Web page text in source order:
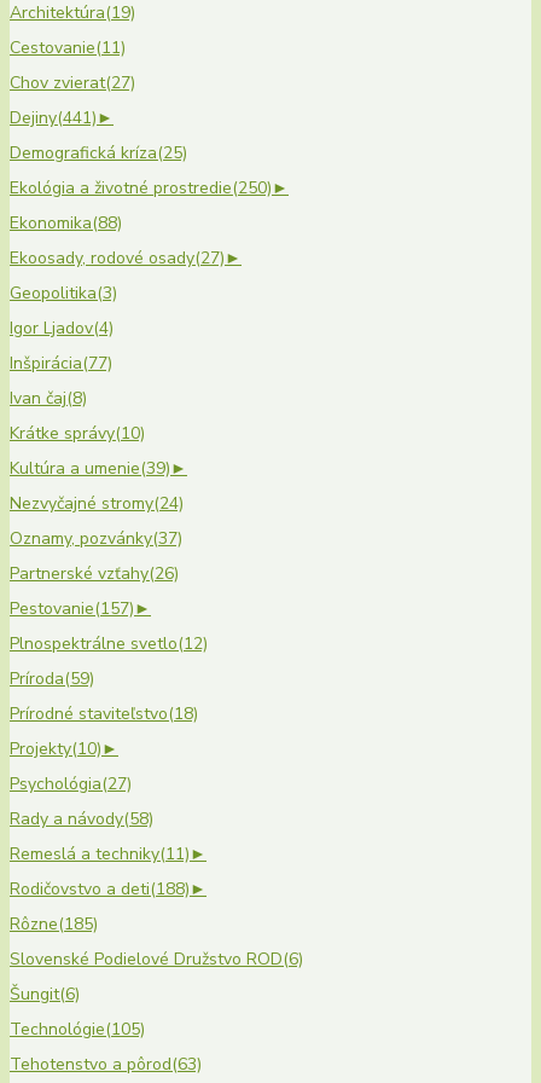
Architektúra(19)
Cestovanie(11)
Chov zvierat(27)
Dejiny(441)►
Demografická kríza(25)
Ekológia a životné prostredie(250)►
Ekonomika(88)
Ekoosady, rodové osady(27)►
Geopolitika(3)
Igor Ljadov(4)
Inšpirácia(77)
Ivan čaj(8)
Krátke správy(10)
Kultúra a umenie(39)►
Nezvyčajné stromy(24)
Oznamy, pozvánky(37)
Partnerské vzťahy(26)
Pestovanie(157)►
Plnospektrálne svetlo(12)
Príroda(59)
Prírodné staviteľstvo(18)
Projekty(10)►
Psychológia(27)
Rady a návody(58)
Remeslá a techniky(11)►
Rodičovstvo a deti(188)►
Rôzne(185)
Slovenské Podielové Družstvo ROD(6)
Šungit(6)
Technológie(105)
Tehotenstvo a pôrod(63)